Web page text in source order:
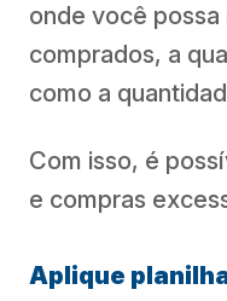
onde você
comprados, a
como a
Com isso, é
e compras
Aplique